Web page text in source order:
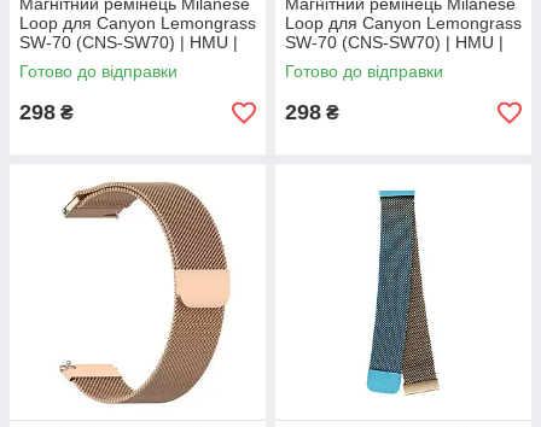
Loop для Canyon Lemongrass
SW-70 (CNS-SW70) | HMU |
20 мм | чорний
Готово до відправки
298 ₴
Loop для Canyon Lemongrass
SW-70 (CNS-SW70) | HMU |
20 мм | сріблястий
Готово до відправки
298 ₴